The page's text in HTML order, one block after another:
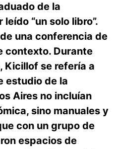
de la
“un solo libro”.
una conferencia de
contexto. Durante
Kicillof se refería a
estudio de la
Aires no incluían
sino manuales y
con un grupo de
espacios de